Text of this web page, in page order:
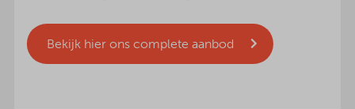
Bekijk hier ons complete aanbod